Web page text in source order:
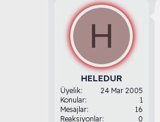
H
HELEDUR
Üyelik
24 Mar 2005
Konular
1
Mesajlar
16
Reaksiyonlar
0